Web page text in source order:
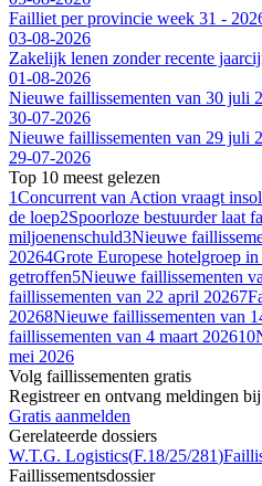
Failliet per provincie week 31 -
03-08-2026
Zakelijk lenen zonder recente
01-08-2026
Nieuwe faillissementen van 30 juli
30-07-2026
Nieuwe faillissementen van 29 juli
29-07-2026
Top 10 meest gelezen
1Concurrent van Action vraagt
de loep2Spoorloze bestuurder laat
miljoenenschuld3Nieuwe
20264Grote Europese hotelgroep
getroffen5Nieuwe faillissementen
faillissementen van 22 april 20267
20268Nieuwe faillissementen van
faillissementen van 4 maart 202610
mei 2026
Volg faillissementen gratis
Registreer en ontvang meldingen
Gratis aanmelden
Gerelateerde dossiers
W.T.G. Logistics(F.18/25/281)
Faillissementsdossier